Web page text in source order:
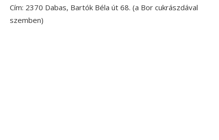
Cím: 2370 Dabas, Bartók Béla út 68. (a Bor cukrászdával
szemben)